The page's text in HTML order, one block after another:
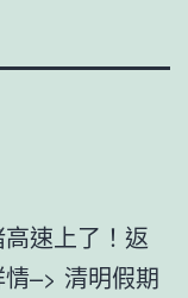
速上了！返
–> 清明假期